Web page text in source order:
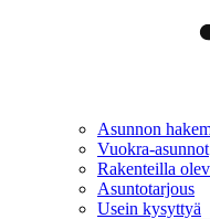
Asunnon
Vuokra-asunnot
Rakenteilla
Asuntotarjous
Usein kysyttyä